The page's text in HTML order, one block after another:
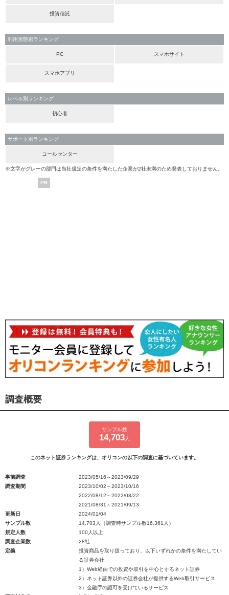
投資信託
利用形態別ランキング
PC スマホサイト
スマホアプリ
レベル別ランキング
初心者
サポート別ランキング
コールセンター
※文字がグレーの部門は当社規定の条件を満たした企業が2社未満のため発表しておりません。
PR
調査概要
サンプル数
14,703 人
このネット証券ランキングは、オリコンの以下の調査に基づいています。
事前調査
2023/05/16～2023/09/29
調査期間
2023/10/02～2023/10/16
2022/08/12～2022/08/22
2021/08/31～2021/09/13
更新日
2024/01/04
サンプル数
14,703人（調査時サンプル数16,361人）
規定人数
100人以上
調査企業数
28社
定義
投資商品を取り扱っており、以下いずれかの条件を満たしてい
る証券会社
1）Web経由での投資や取引を中心とするネット証券
2）ネット証券以外の証券会社が提供するWeb取引サービス
3）金融庁の認可を受けているサービス